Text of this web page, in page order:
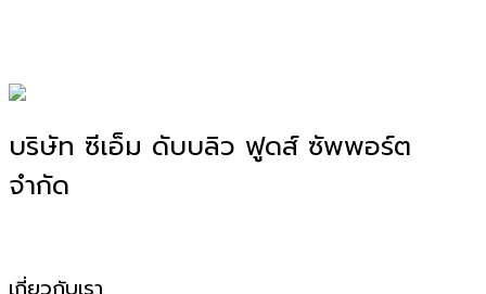
บริษัท ซีเอ็ม ดับบลิว ฟูดส์ ซัพพอร์ต
จำกัด